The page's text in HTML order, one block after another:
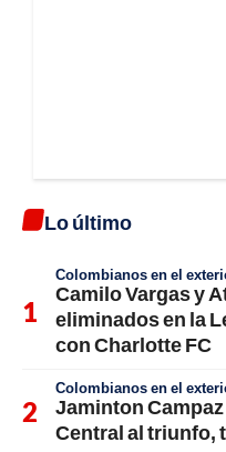
Lo último
Colombianos en el
Camilo Vargas y
eliminados en la
con Charlotte FC
Colombianos en el
Jaminton
Central al triunfo,